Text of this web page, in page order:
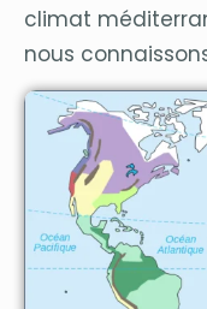
climat
nous